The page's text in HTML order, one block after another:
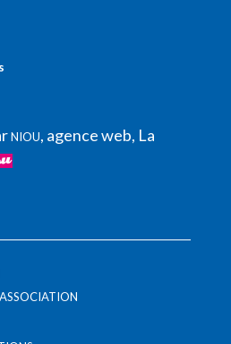
NIOU, agence web, La